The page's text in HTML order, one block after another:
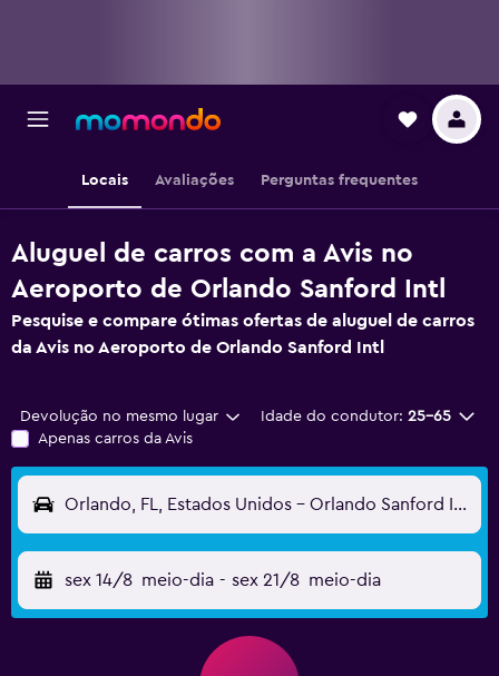
Locais Avaliações Perguntas frequentes
Aluguel de carros com a Avis no
Aeroporto de Orlando Sanford Intl
Pesquise e compare ótimas ofertas de aluguel de carros
da Avis no Aeroporto de Orlando Sanford Intl
Devolução no mesmo lugar Idade do condutor: 25-65
Apenas carros da Avis
Orlando, FL, Estados Unidos - Orlando Sanford Intl (SFB)
sex 14/8 meio-dia - sex 21/8 meio-dia